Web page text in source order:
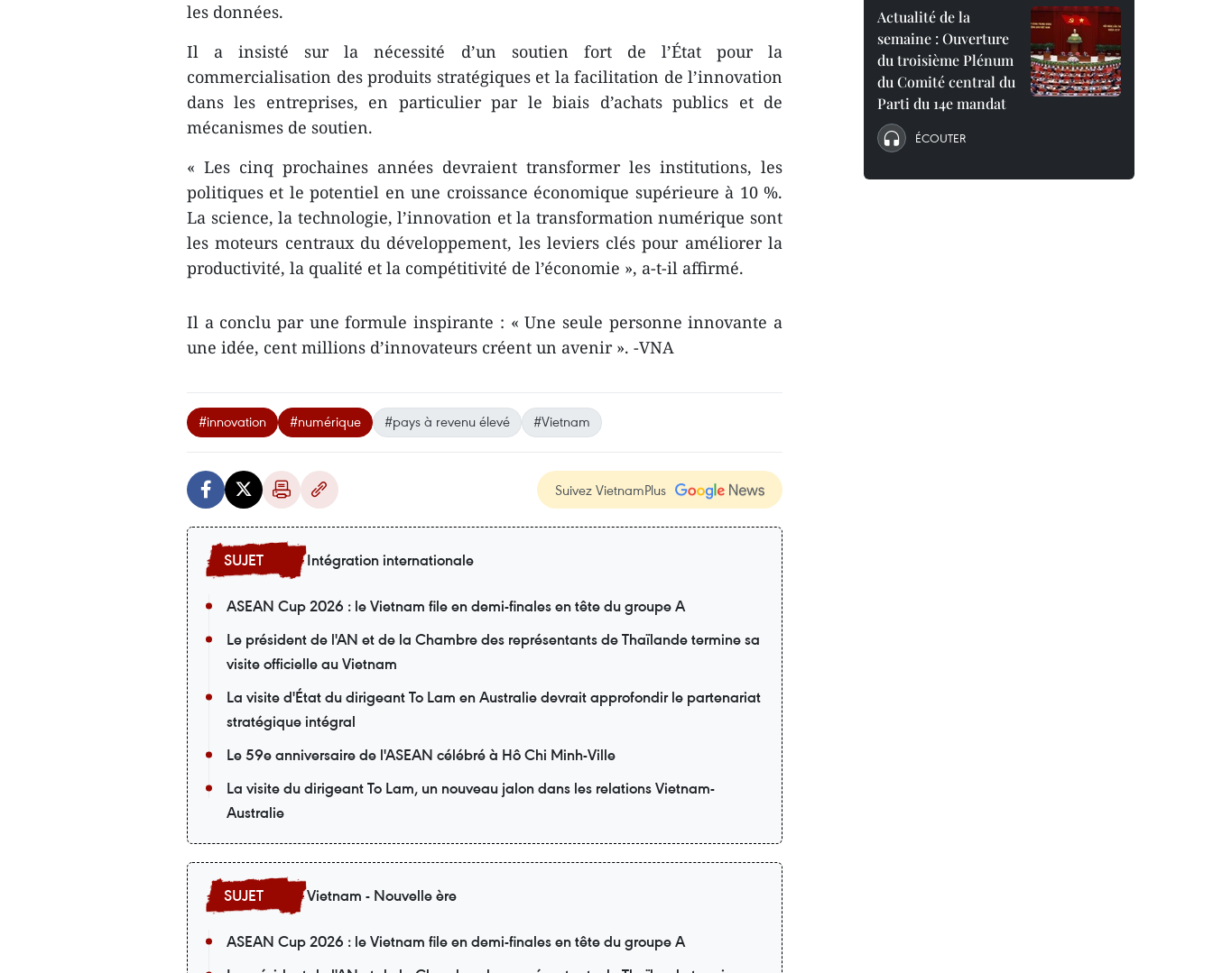
les données.
Il a insisté sur la nécessité d’un soutien fort de l’État pour la
commercialisation des produits stratégiques et la facilitation de l’innovation
dans les entreprises, en particulier par le biais d’achats publics et de
mécanismes de soutien.
« Les cinq prochaines années devraient transformer les institutions, les
politiques et le potentiel en une croissance économique supérieure à 10 %.
La science, la technologie, l’innovation et la transformation numérique sont
les moteurs centraux du développement, les leviers clés pour améliorer la
productivité, la qualité et la compétitivité de l’économie », a-t-il affirmé.
Il a conclu par une formule inspirante : « Une seule personne innovante a
une idée, cent millions d’innovateurs créent un avenir ». -VNA
#innovation #numérique #pays à revenu élevé #Vietnam
Suivez VietnamPlus
Intégration internationale
ASEAN Cup 2026 : le Vietnam file en demi-finales en tête du groupe A
Le président de l'AN et de la Chambre des représentants de Thaïlande termine sa
visite officielle au Vietnam
La visite d'État du dirigeant To Lam en Australie devrait approfondir le partenariat
stratégique intégral
Le 59e anniversaire de l'ASEAN célébré à Hô Chi Minh-Ville
La visite du dirigeant To Lam, un nouveau jalon dans les relations Vietnam-
Australie
Vietnam - Nouvelle ère
ASEAN Cup 2026 : le Vietnam file en demi-finales en tête du groupe A
Actualité de la
semaine : Ouverture
du troisième Plénum
du Comité central du
Parti du 14e mandat
ÉCOUTER